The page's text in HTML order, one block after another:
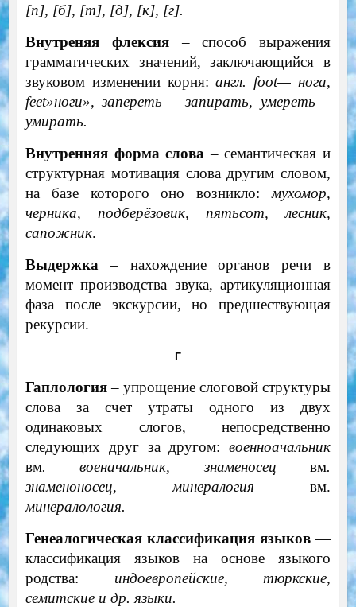
[п], [б], [т], [д], [к], [г].
Внутреняя флексия– способ выражения
грамматических значений, заключающийся в
звуковом изменении корня:англ. foot— нога,
feet»ноги», запереть – запирать, умереть –
умирать.
Внутренняя форма слова– семантическая и
структурная мотивация слова другим словом,
на базе которого оно возникло:мухомор,
черника, подберёзовик, пятьсот, лесник,
сапожник.
Выдержка – нахождение органов речи в
момент производства звука, артикуляционная
фаза после экскурсии, но предшествующая
рекурсии.
Г
Гаплология– упрощение слоговой структуры
слова за счет утраты одного из двух
одинаковых слогов, непосредственно
следующих друг за другом:военноачальник
вм. военачальник, знаменосецвм.
знаменоносец, минералогиявм.
минералология.
Генеалогическая классификация языков —
классификация языков на основе языкого
родства: индоевропейские, тюркские,
семитские и др. языки.